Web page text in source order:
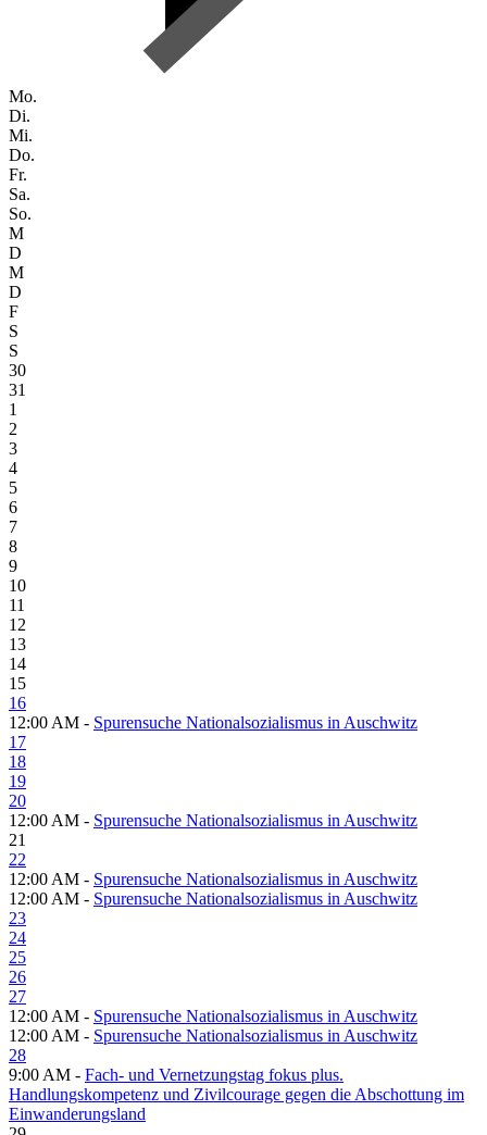
Mo.
Di.
Mi.
Do.
Fr.
Sa.
So.
M
D
M
D
F
S
S
30
31
1
2
3
4
5
6
7
8
9
10
11
12
13
14
15
16
12:00 AM - Spurensuche Nationalsozialismus in Auschwitz
17
18
19
20
12:00 AM - Spurensuche Nationalsozialismus in Auschwitz
21
22
12:00 AM - Spurensuche Nationalsozialismus in Auschwitz
12:00 AM - Spurensuche Nationalsozialismus in Auschwitz
23
24
25
26
27
12:00 AM - Spurensuche Nationalsozialismus in Auschwitz
12:00 AM - Spurensuche Nationalsozialismus in Auschwitz
28
9:00 AM - Fach- und Vernetzungstag fokus plus.
Handlungskompetenz und Zivilcourage gegen die Abschottung im
Einwanderungsland